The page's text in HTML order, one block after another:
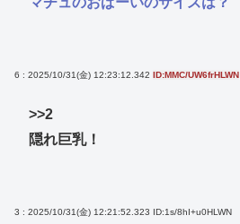
6 : 2025/10/31(金) 12:23:12.342 ID:MMC/UW6frHLWN
>>2
隠れ巨乳！
3 : 2025/10/31(金) 12:21:52.323 ID:1s/8hI+u0HLWN